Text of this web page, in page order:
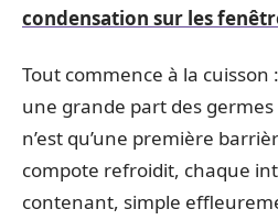
condensation sur les
Tout commence à la
une grande part des germes
n’est qu’une première
compote refroidit, chaque
contenant, simple